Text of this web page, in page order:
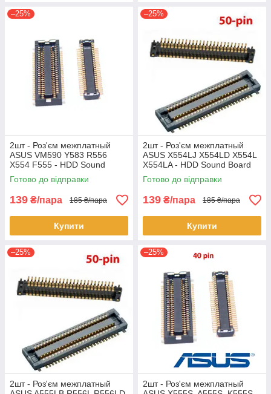
–25%
2шт - Роз'єм межплатный
ASUS VM590 Y583 R556
X554 F555 - HDD Sound
Board
Готово до відправки
139 ₴/пара 185 ₴/пара
Купити
–25%
2шт - Роз'єм межплатный
ASUS X554LJ X554LD X554L
X554LA - HDD Sound Board
Готово до відправки
139 ₴/пара 185 ₴/пара
Купити
–25%
2шт - Роз'єм межплатный
–25%
2шт - Роз'єм межплатный